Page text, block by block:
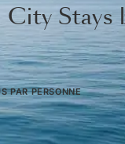
Stays
PAR PERSONNE